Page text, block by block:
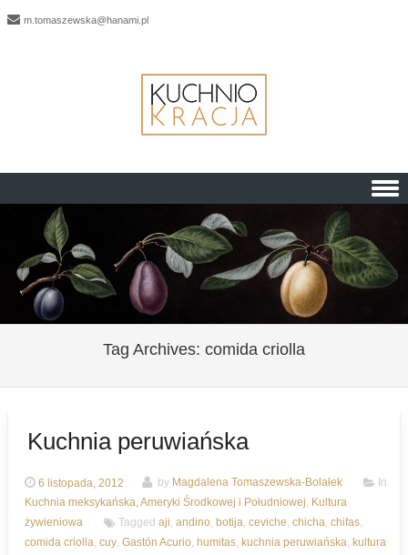
m.tomaszewska@hanami.pl
Skip to content
Tag Archives: comida criolla
Kuchnia peruwiańska
6 listopada, 2012 by Magdalena Tomaszewska-Bolałek
In
Kuchnia meksykańska, Ameryki Środkowej i Południowej, Kultura
żywieniowa
Tagged aji, andino, botija, ceviche, chicha, chifas,
comida criolla, cuy, Gastón Acurio, humitas, kuchnia peruwiańska, kultura